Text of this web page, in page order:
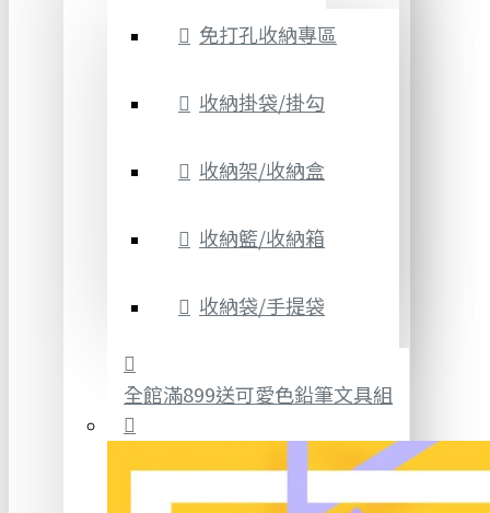
免打孔收納專區
收納掛袋/掛勾
收納架/收納盒
收納籃/收納箱
收納袋/手提袋
全館滿899送可愛色鉛筆文具組